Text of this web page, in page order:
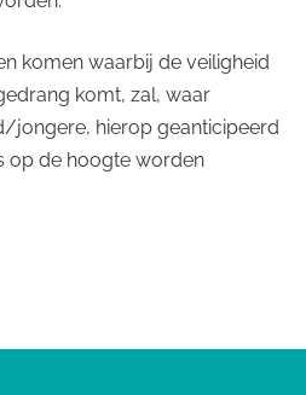
komen waarbij de veiligheid
komt, zal, waar
jongere, hierop geanticipeerd
op de hoogte worden